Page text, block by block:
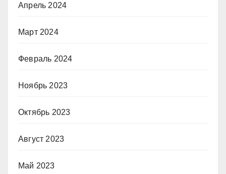
Апрель 2024
Март 2024
Февраль 2024
Ноябрь 2023
Октябрь 2023
Август 2023
Май 2023